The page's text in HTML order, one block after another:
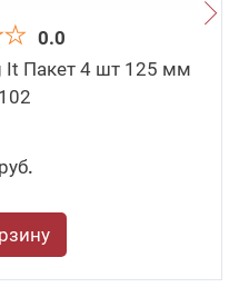
0.0
It Пакет 4 шт 125 мм
руб.